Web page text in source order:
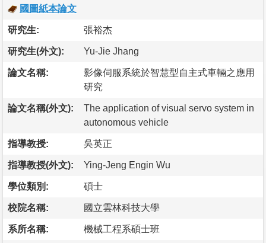
國圖紙本論文
研究生: 張裕杰
研究生(外文): Yu-Jie Jhang
論文名稱:
影像伺服系統於智慧型自主式車輛之應用
研究
論文名稱(外文):
The application of visual servo system in
autonomous vehicle
指導教授: 吳英正
指導教授(外文): Ying-Jeng Engin Wu
學位類別: 碩士
校院名稱: 國立雲林科技大學
系所名稱: 機械工程系碩士班